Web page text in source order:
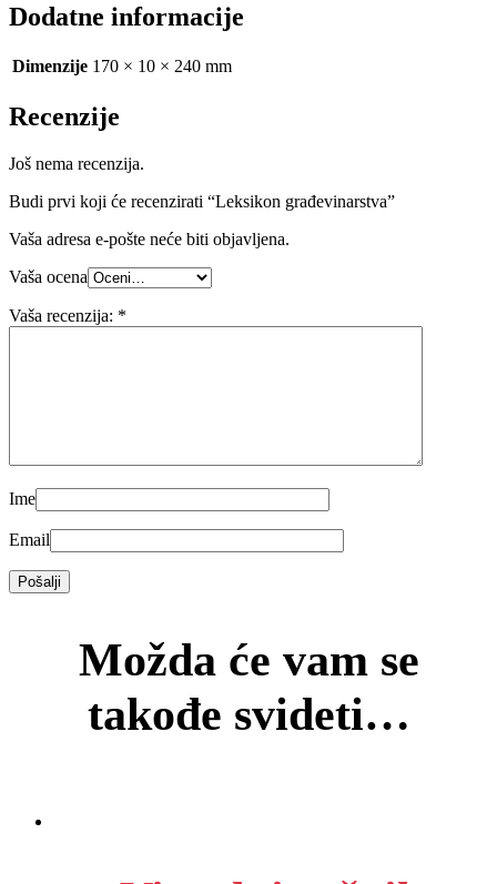
Dodatne informacije
Dimenzije 170 × 10 × 240 mm
Recenzije
Još nema recenzija.
Budi prvi koji će recenzirati “Leksikon građevinarstva”
Vaša adresa e-pošte neće biti objavljena.
Vaša ocena
Vaša recenzija: *
Ime
Email
Možda će vam se
takođe svideti…